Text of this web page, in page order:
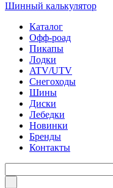
Шинный калькулятор
Каталог
Офф-роад
Пикапы
Лодки
ATV/UTV
Снегоходы
Шины
Диски
Лебедки
Новинки
Бренды
Контакты